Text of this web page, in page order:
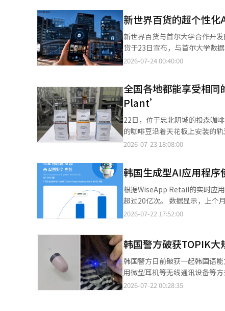
美元的营业亏损。自2021年以来
时，Meta也在加速扩展AI基础
140亿美元的数据中心。 扎克伯格表示：“销售智能服务的利润率将远高于直接销售计算资源，但销售计算资源也可
能是一个巨大机会。”※ 本报
户流入不如外卖应用之间的市
배달의민족的MAU为2269万，
免费配送和折扣优惠为主的쿠
曾经是外卖应用“双雄”的요기
431万减少到6月的389万，下
速流失。实际上，去年10月至11月（
入饱和阶段，双强格局愈发强
务Wow会员，将购物、在线视
的“锁定”效果。 实际上，订
据，自引入订阅服务以来，主
平台上的停留时间，并建立将
争已经超越了简单的食品订单
指出：“如果构建涵盖食品和
大的增长机会。”
新世界百货的超个性
新世界百货与首尔大学合作开发
货于23日宣布，与首尔大学数
（ICML）接纳为论文。 这是国内百货业界首次有产学合作研究成果在ICML上亮相。ICML是全球大型科技公司和世界
注品牌等多种复杂变量，从而为精准连接客户与商品
序（APP），用户看到的界面
牌折扣活动，而喜欢葡萄酒的30
货基于此次成果，计划在明年
员工制定营销和促销策略，充当‘办公AI助手’的角色。 通过对
购买金额（客单价）最高可提升46%。 新世界百货营业战略负责人李成焕表示：“未来，新世界
简单的咨询和内容制作向营业
分析和商品规划领域的AI竞争
2026-07-24 00:40:00
全国各地都能享受相
Plant’
22日，位于忠北阴城的投森咖
的咖啡豆沿着天花板上安装的
产线的工人仅有8名，整个过程
国门店供应1900吨咖啡豆，相
能力，能够根据未来门店扩张的需求增加供应量。 APP的核心差异化在于
减少人工干预。过去，工人需
然后送入生产线。 对咖啡豆质量至关重要的异物管理也非常严格。生豆经过风力筛选、石头分离、金属探测和色彩筛
亚、巴西、危地马拉、埃塞俄
便热量向上散发。 特别引人注目的是咖啡豆的输送方式。与一般通过气压推送咖啡豆的方式不同，采用了‘Z-桶’系
统。因为烘焙后的咖啡豆组织
破损，保持质量。投森咖啡生
2026-07-23 18:08:00
韩国生成型AI应用程
根据WiseApp Retail的实时应
超过20亿次。 数据显示，上个月主要生成型AI应用程序如聊天GPT、谷歌Gemini、Claude、Perplexity、GrokAI、
A-dot和Luton的总使用次数达
天GPT在今年上半年被统计为
（AI）系统翻译与编辑。
2026-07-22 17:52:00
韩国警方破获TOPIK大
韩国警方日前破获一起韩国语
用微型耳机等无线通讯设备等方式进行作弊
作弊的中国籍中介A某因涉嫌妨
2026-07-22 00:28:35